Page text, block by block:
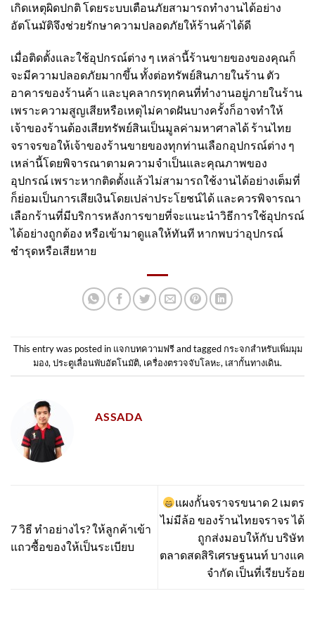
เกิดเหตุผิดปกติ โดยระบบเตือนภัยสามารถทำงานได้อย่าง
อัตโนมัติจึงช่วยรักษาความปลอดภัยให้ร้านค้าได้ดี
เมื่อติดตั้งและใช้อุปกรณ์ต่าง ๆ เหล่านี้ร้านขายของของคุณก็
จะมีความปลอดภัยมากขึ้น ทั้งต่อทรัพย์สินภายในร้าน ตัว
อาคารของร้านค้า และบุคลากรทุกคนที่ทำงานอยู่ภายในร้าน
เพราะความสูญเสียหรือเหตุไม่คาดฝันบางครั้งก็อาจทำให้
เจ้าของร้านต้องเสียทรัพย์สินเป็นมูลค่ามหาศาลได้ ร้านไทย
จราจรขอให้เจ้าของร้านขายของทุกท่านเลือกอุปกรณ์ต่าง ๆ
เหล่านี้โดยพิจารณาตามความจำเป็นและคุณภาพของ
อุปกรณ์ เพราะหากติดตั้งแล้วไม่สามารถใช้งานได้อย่างเต็มที่
ก็ย่อมเป็นการเสียเงินโดยเปล่าประโยชน์ได้ และควรพิจารณา
เลือกร้านที่มีบริการหลังการขายที่จะแนะนำวิธีการใช้อุปกรณ์
ได้อย่างถูกต้อง หรือเข้ามาดูแลให้ทันที หากพบว่าอุปกรณ์
ชำรุดหรือเสียหาย
This entry was posted in แจกบทความฟรีand tagged กระจกสำหรับเพิ่มมุม
มอง,ประตูเลื่อนพับอัตโนมัติ, เครื่องตรวจจับโลหะ, เสากั้นทางเดิน.
ASSADA
7 วิธี ทำอย่างไร? ให้ลูกค้าเข้า
แถวซื้อของให้เป็นระเบียบ
แผงกั้นจราจรขนาด 2 เมตร
ไม่มีล้อ ของร้านไทยจราจร ได้
ถูกส่งมอบให้กับ บริษัท
ตลาดสดสิริเศรษฐนนท์ บางแค
จำกัด เป็นที่เรียบร้อย